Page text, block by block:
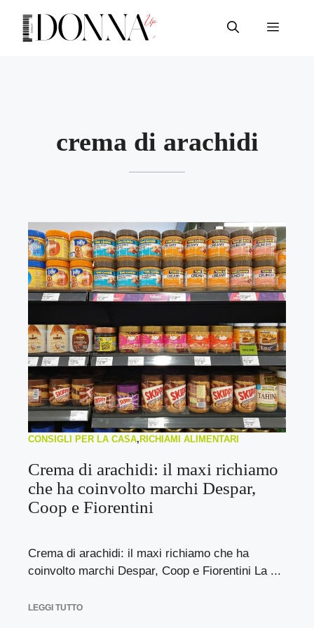
contenuto
Menu
crema di arachidi
CONSIGLI PER LA CASA, RICHIAMI ALIMENTARI
Crema di arachidi: il maxi richiamo
che ha coinvolto marchi Despar,
Coop e Fiorentini
Crema di arachidi: il maxi richiamo che ha
coinvolto marchi Despar, Coop e Fiorentini La ...
LEGGI TUTTO